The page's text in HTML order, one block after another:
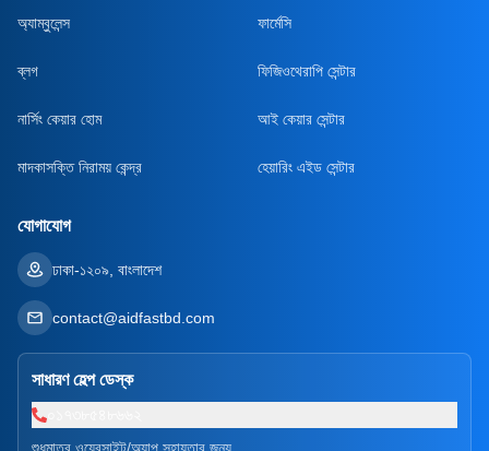
অ্যাম্বুলেন্স ফার্মেসি
ব্লগ ফিজিওথেরাপি সেন্টার
নার্সিং কেয়ার হোম আই কেয়ার সেন্টার
মাদকাসক্তি নিরাময় কেন্দ্র হেয়ারিং এইড সেন্টার
যোগাযোগ
ঢাকা-১২০৯, বাংলাদেশ
contact@aidfastbd.com
সাধারণ হেল্প ডেস্ক
শুধুমাত্র ওয়েবসাইট/অ্যাপ সহায়তার জন্য